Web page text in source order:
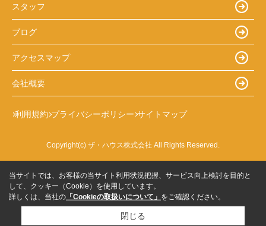
スタッフ
ブログ
アクセスマップ
会社概要
利用規約 プライバシーポリシー サイトマップ
Copyright(c) ザ・ハウス株式会社 All Rights Reserved.
当サイトでは、お客様の当サイト利用状況把握、サービス向上検討を目的と
して、クッキー（Cookie）を使用しています。
詳しくは、当社の 「Cookieの取扱いについて」 をご確認ください。
閉じる